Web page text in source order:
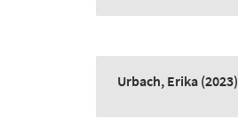
Urbach, Erika